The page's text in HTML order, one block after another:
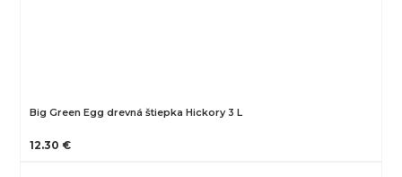
Big Green Egg drevná štiepka Hickory 3 L
12.30 €